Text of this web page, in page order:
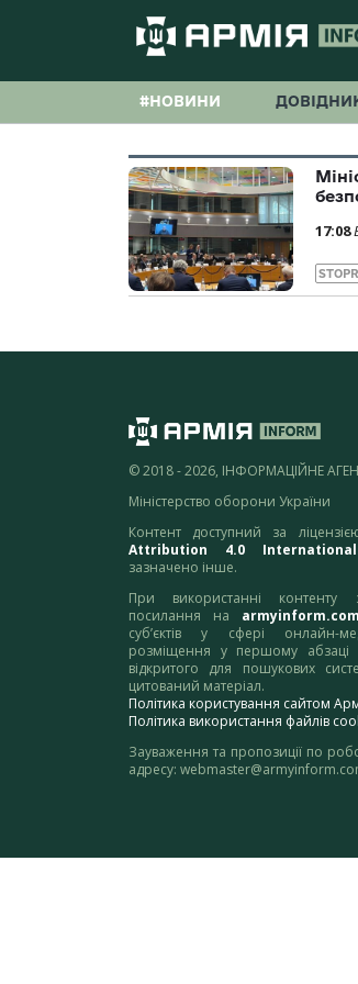
#НОВИНИ
17:08
© 2018 - 2026, ІНФОРМАЦІЙНЕ
Міністерство оборони України
Контент доступний за
Attribution 4.0
зазначено інше.
При використанні контенту
посилання на
суб’єктів у сфері онлайн-
розміщення у першому абзаці
відкритого для пошукових
цитований матеріал.
Політика користування сайтом
Політика використання файлів
Зауваження та пропозиції по
адресу: